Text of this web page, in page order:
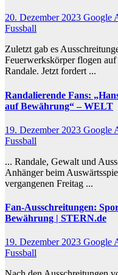
20. Dezember 2023 Google
Fussball
Zuletzt gab es
Feuerwerkskörper flogen
Randale. Jetzt fordert ...
Randalierende Fans:
auf Bewährung“ – WELT
19. Dezember 2023 Google
Fussball
... Randale, Gewalt und
Anhänger beim
vergangenen Freitag ...
Fan-Ausschreitungen:
Bewährung | STERN.de
19. Dezember 2023 Google
Fussball